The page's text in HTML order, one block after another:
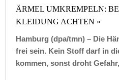
ÄRMEL UMKREMPELN:
KLEIDUNG ACHTEN »
Hamburg (dpa/tmn) – Die
frei sein. Kein Stoff darf in
kommen, sonst droht